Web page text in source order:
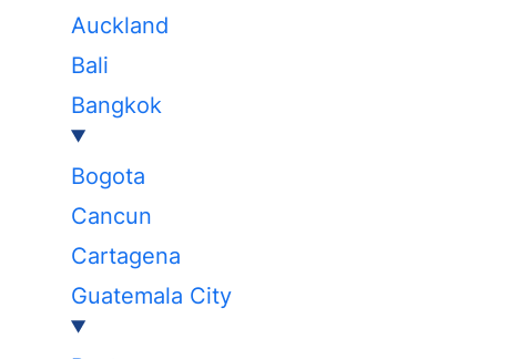
Auckland
Bali
Bangkok
Bogota
Cancun
Cartagena
Guatemala City